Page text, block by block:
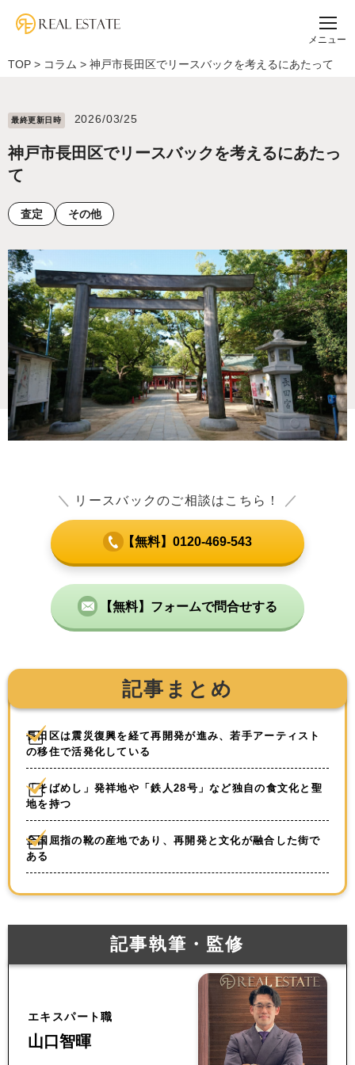
メニュー
TOP > コラム > 神戸市長田区でリースバックを考えるにあたって
最終更新⽇時 2026/03/25
神戸市長田区でリースバックを考えるにあたっ
て
査定 その他
＼ リースバックのご相談はこちら！ ／
【無料】0120-469-543
【無料】フォームで問合せする
記事まとめ
長田区は震災復興を経て再開発が進み、若手アーティスト
の移住で活発化している
「そばめし」発祥地や「鉄人28号」など独自の食文化と聖
地を持つ
全国屈指の靴の産地であり、再開発と文化が融合した街で
ある
記事執筆・監修
エキスパート職
山口智暉